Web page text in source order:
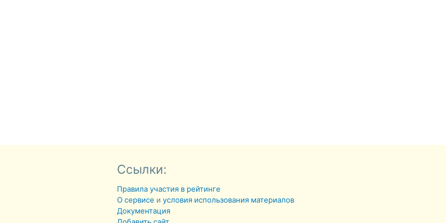
Ссылки:
Правила участия в рейтинге
О сервисе иусловия использования материалов
Документация